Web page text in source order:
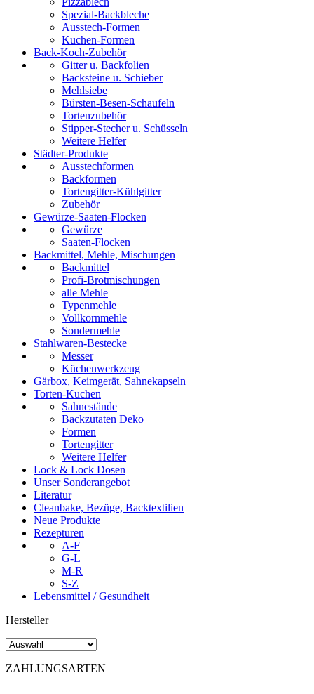
Spezial-Backbleche
Ausstech-Formen
Kuchen-Formen
Back-Koch-Zubehör
Gitter u. Backfolien
Backsteine u. Schieber
Mehlsiebe
Bürsten-Besen-Schaufeln
Tortenzubehör
Stipper-Stecher u. Schüsseln
Weitere Helfer
Städter-Produkte
Ausstechformen
Backformen
Tortengitter-Kühlgitter
Zubehör
Gewürze-Saaten-Flocken
Gewürze
Saaten-Flocken
Backmittel, Mehle, Mischungen
Backmittel
Profi-Brotmischungen
alle Mehle
Typenmehle
Vollkornmehle
Sondermehle
Stahlwaren-Bestecke
Messer
Küchenwerkzeug
Gärbox, Keimgerät, Sahnekapseln
Torten-Kuchen
Sahnestände
Backzutaten Deko
Formen
Tortengitter
Weitere Helfer
Lock & Lock Dosen
Unser Sonderangebot
Literatur
Cleanbake, Bezüge, Backtextilien
Neue Produkte
Rezepturen
A-F
G-L
M-R
S-Z
Lebensmittel / Gesundheit
Hersteller
ZAHLUNGSARTEN